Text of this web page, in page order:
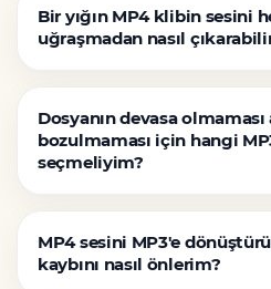
Bir yığın MP4 klibin sesini
uğraşmadan nasıl
Dosyanın devasa
bozulmaması için hangi
seçmeliyim?
MP4 sesini MP3'e
kaybını nasıl önlerim?